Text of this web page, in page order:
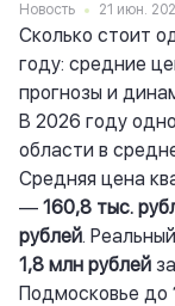
Новость 21 июн.
Сколько стоит
году: средние
прогнозы и
В 2026 году
области в
Средняя цена
— 160,8 тыс.
рублей.
1,8 млн рублей
Подмосковье до